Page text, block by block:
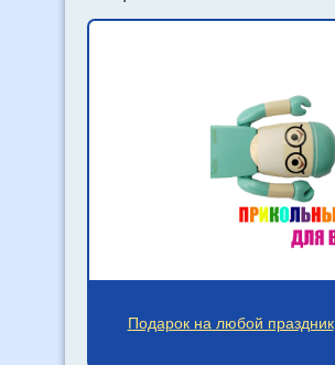
Подарок на любой праздник